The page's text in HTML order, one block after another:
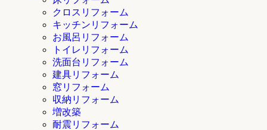
クロスリフォーム
キッチンリフォーム
お風呂リフォーム
トイレリフォーム
洗面台リフォーム
建具リフォーム
窓リフォーム
収納リフォーム
増改築
耐震リフォーム